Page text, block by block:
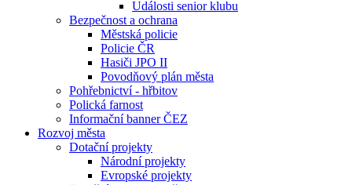
Události senior klubu
Bezpečnost a ochrana
Městská policie
Policie ČR
Hasiči JPO II
Povodňový plán města
Pohřebnictví - hřbitov
Polická farnost
Informační banner ČEZ
Rozvoj města
Dotační projekty
Národní projekty
Evropské projekty